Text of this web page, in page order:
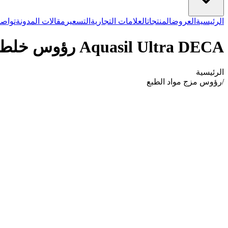
الرئيسية العروضالمنتجاتالعلامات التجارية التسعير مقالات المدونة
Aquasil Ultra DECA رؤوس خلط، أصفر
الرئيسية
/رؤوس مزج مواد الطبع